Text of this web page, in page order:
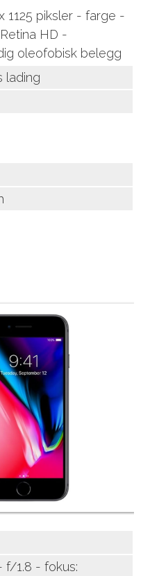
1125 piksler - farge -
HD -
oleofobisk belegg
lading
f/1.8 - fokus: